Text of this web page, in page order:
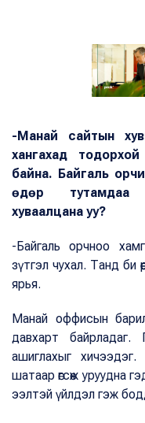
-Манай сайтын
хангахад
байна. Байгаль
өдөр тутамдаа
хуваалцана уу?
-Байгаль орчноо
зүтгэл чухал. Танд би
ярья.
Манай оффисын
давхарт
ашиглахыг
шатаар өгсөж уруудна
ээлтэй үйлдэл гэж